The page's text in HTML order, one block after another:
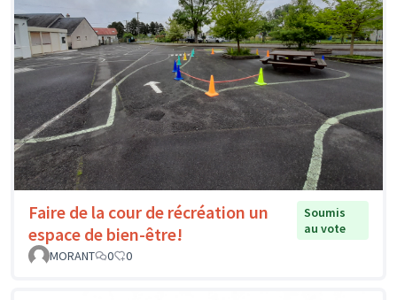
Faire de la cour de récréation un
espace de bien-être!
Soumis
au vote
MORANT
0 0